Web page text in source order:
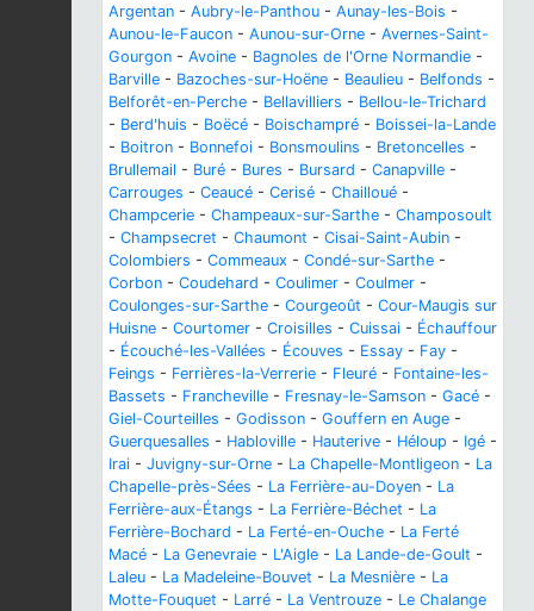
Argentan - Aubry-le-Panthou - Aunay-les-Bois -
Aunou-le-Faucon - Aunou-sur-Orne - Avernes-Saint-
Gourgon - Avoine - Bagnoles de l'Orne Normandie -
Barville - Bazoches-sur-Hoëne - Beaulieu - Belfonds -
Belforêt-en-Perche - Bellavilliers - Bellou-le-Trichard
- Berd'huis - Boëcé - Boischampré - Boissei-la-Lande
- Boitron - Bonnefoi - Bonsmoulins - Bretoncelles -
Brullemail - Buré - Bures - Bursard - Canapville -
Carrouges - Ceaucé - Cerisé - Chailloué -
Champcerie - Champeaux-sur-Sarthe - Champosoult
- Champsecret - Chaumont - Cisai-Saint-Aubin -
Colombiers - Commeaux - Condé-sur-Sarthe -
Corbon - Coudehard - Coulimer - Coulmer -
Coulonges-sur-Sarthe - Courgeoût - Cour-Maugis sur
Huisne - Courtomer - Croisilles - Cuissai - Échauffour
- Écouché-les-Vallées - Écouves - Essay - Fay -
Feings - Ferrières-la-Verrerie - Fleuré - Fontaine-les-
Bassets - Francheville - Fresnay-le-Samson - Gacé -
Giel-Courteilles - Godisson - Gouffern en Auge -
Guerquesalles - Habloville - Hauterive - Héloup - Igé -
Irai - Juvigny-sur-Orne - La Chapelle-Montligeon - La
Chapelle-près-Sées - La Ferrière-au-Doyen - La
Ferrière-aux-Étangs - La Ferrière-Béchet - La
Ferrière-Bochard - La Ferté-en-Ouche - La Ferté
Macé - La Genevraie - L'Aigle - La Lande-de-Goult -
Laleu - La Madeleine-Bouvet - La Mesnière - La
Motte-Fouquet - Larré - La Ventrouze - Le Chalange